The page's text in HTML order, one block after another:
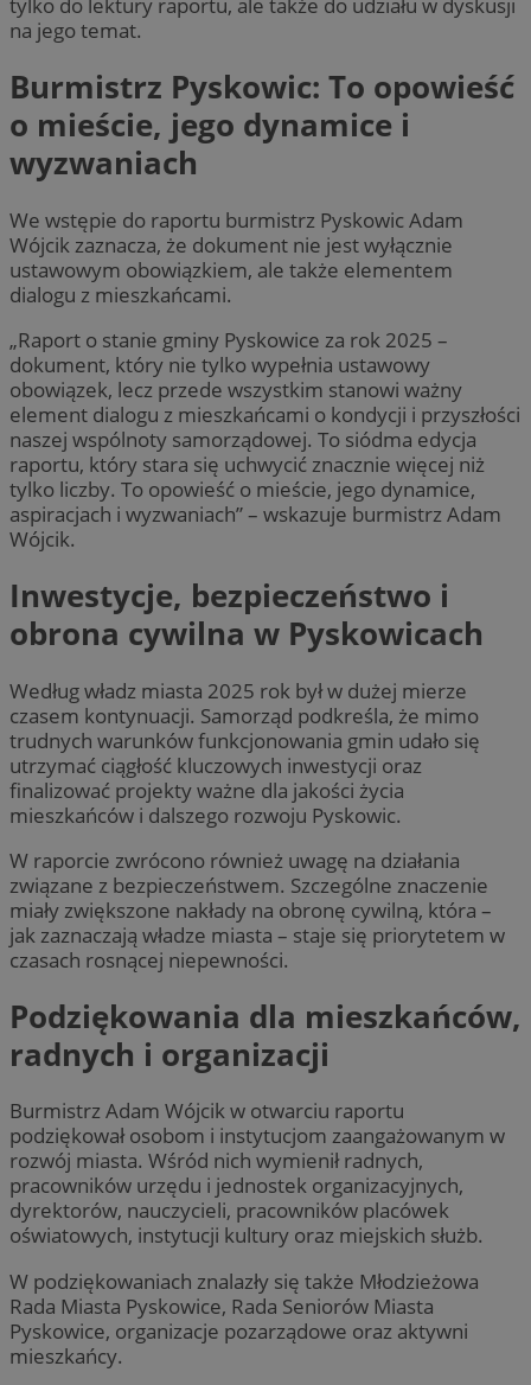
na jego temat.
Burmistrz Pyskowic: To opowieść
o mieście, jego dynamice i
wyzwaniach
We wstępie do raportu burmistrz Pyskowic Adam
Wójcik zaznacza, że dokument nie jest wyłącznie
ustawowym obowiązkiem, ale także elementem
dialogu z mieszkańcami.
„Raport o stanie gminy Pyskowice za rok 2025 –
dokument, który nie tylko wypełnia ustawowy
obowiązek, lecz przede wszystkim stanowi ważny
element dialogu z mieszkańcami o kondycji i przyszłości
naszej wspólnoty samorządowej. To siódma edycja
raportu, który stara się uchwycić znacznie więcej niż
tylko liczby. To opowieść o mieście, jego dynamice,
aspiracjach i wyzwaniach” – wskazuje burmistrz Adam
Wójcik.
Inwestycje, bezpieczeństwo i
obrona cywilna w Pyskowicach
Według władz miasta 2025 rok był w dużej mierze
czasem kontynuacji. Samorząd podkreśla, że mimo
trudnych warunków funkcjonowania gmin udało się
utrzymać ciągłość kluczowych inwestycji oraz
finalizować projekty ważne dla jakości życia
mieszkańców i dalszego rozwoju Pyskowic.
W raporcie zwrócono również uwagę na działania
związane z bezpieczeństwem. Szczególne znaczenie
miały zwiększone nakłady na obronę cywilną, która –
jak zaznaczają władze miasta – staje się priorytetem w
czasach rosnącej niepewności.
Podziękowania dla mieszkańców,
radnych i organizacji
Burmistrz Adam Wójcik w otwarciu raportu
podziękował osobom i instytucjom zaangażowanym w
rozwój miasta. Wśród nich wymienił radnych,
pracowników urzędu i jednostek organizacyjnych,
dyrektorów, nauczycieli, pracowników placówek
oświatowych, instytucji kultury oraz miejskich służb.
W podziękowaniach znalazły się także Młodzieżowa
Rada Miasta Pyskowice, Rada Seniorów Miasta
Pyskowice, organizacje pozarządowe oraz aktywni
mieszkańcy.